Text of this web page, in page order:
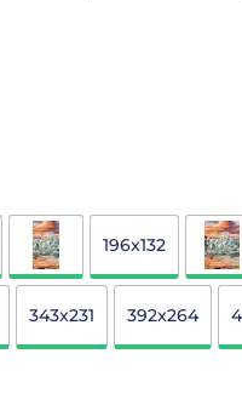
196x132
343x231 392x264